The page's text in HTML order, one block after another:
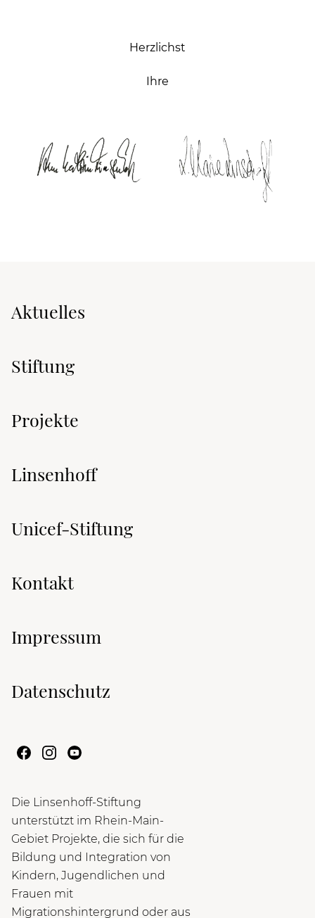
Herzlichst
Ihre
Aktuelles
Stiftung
Projekte
Linsenhoff
Unicef-Stiftung
Kontakt
Impressum
Datenschutz
Die Linsenhoff-Stiftung
unterstützt im Rhein-Main-
Gebiet Projekte, die sich für die
Bildung und Integration von
Kindern, Jugendlichen und
Frauen mit
Migrationshintergrund oder aus